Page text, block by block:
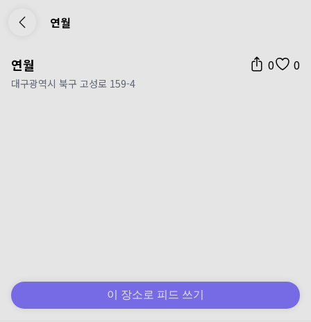
연월
연월 0 0
대구광역시 북구 고성로 159-4
이 장소로 피드 쓰기